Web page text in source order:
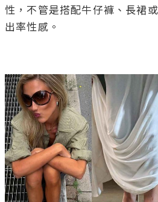
性，不管是搭配牛仔褲、長裙
出率性感。